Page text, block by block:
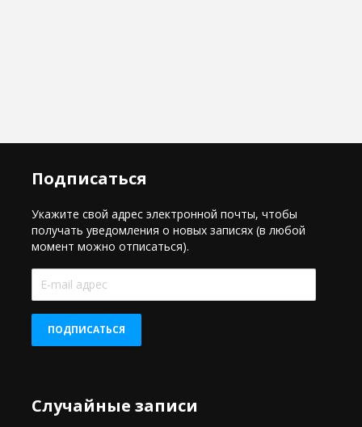
Подписаться
Укажите свой адрес электронной почты, чтобы
получать уведомления о новых записях (в любой
момент можно отписаться).
E-
mail
ПОДПИСАТЬСЯ
Случайные записи